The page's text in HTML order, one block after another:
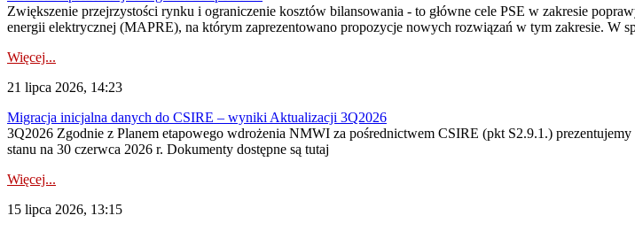
Zwiększenie przejrzystości rynku i ograniczenie kosztów bilansowania - to główne cele PSE w zakresie
energii elektrycznej (MAPRE), na którym zaprezentowano propozycje nowych rozwiązań w tym zakresie. W
Więcej...
21 lipca 2026, 14:23
Migracja inicjalna danych do CSIRE – wyniki Aktualizacji 3Q2026
3Q2026 Zgodnie z Planem etapowego wdrożenia NMWI za pośrednictwem CSIRE (pkt S2.9.1.)
stanu na 30 czerwca 2026 r. Dokumenty dostępne są tutaj
Więcej...
15 lipca 2026, 13:15